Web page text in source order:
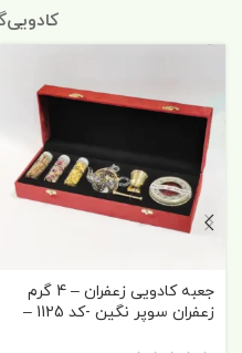
کادویی
جعبه کادویی زعفران – 4 گرم
زعفران سوپر نگین -کد 1125 –